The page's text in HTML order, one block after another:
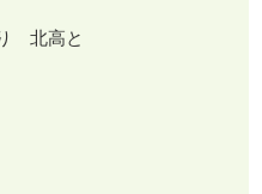
北高と